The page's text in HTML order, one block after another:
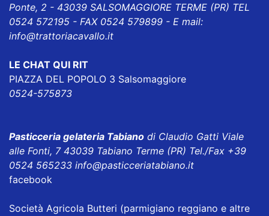
Ponte, 2 - 43039 SALSOMAGGIORE TERME (PR) TEL
0524 572195 - FAX 0524 579899 - E mail:
info@trattoriacavallo.it
LE CHAT QUI RIT
PIAZZA DEL POPOLO 3 Salsomaggiore
0524-575873
Pasticceria gelateria Tabiano di Claudio Gatti Viale
alle Fonti, 7 43039 Tabiano Terme (PR) Tel./Fax +39
0524 565233 info@pasticceriatabiano.it
facebook
Società Agricola Butteri (parmigiano reggiano e altre